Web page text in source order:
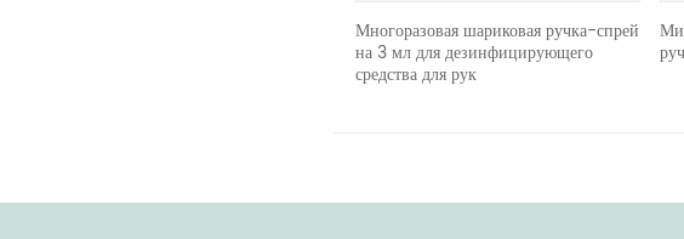
Многоразовая шариковая ручка-спрей
на 3 мл для дезинфицирующего
средства для рук